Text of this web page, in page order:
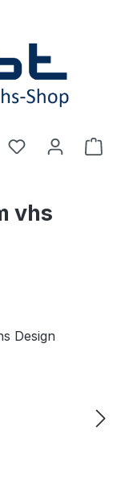
Du hast 0
vhs